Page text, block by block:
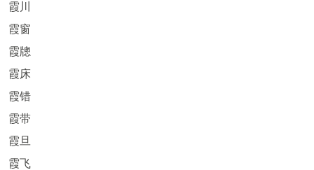
霞川
霞窗
霞牕
霞床
霞错
霞带
霞旦
霞飞